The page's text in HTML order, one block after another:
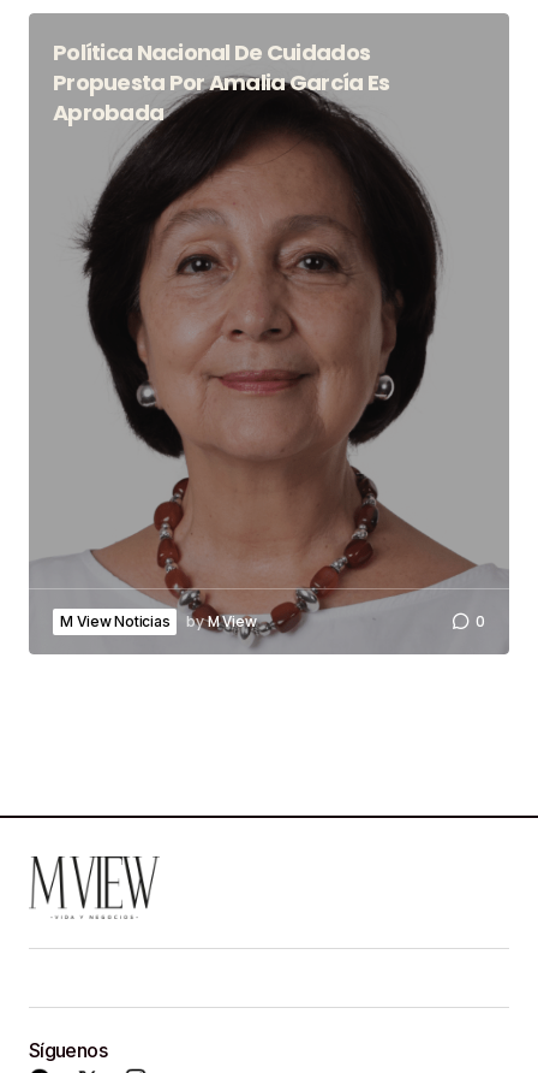
Política Nacional De Cuidados
Propuesta Por Amalia García Es
Aprobada
M View Noticias byM View 0
Síguenos